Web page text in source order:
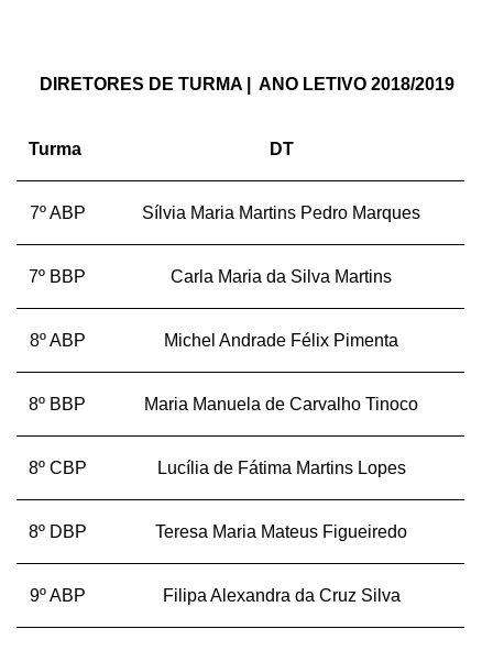
DIRETORES DE TURMA | ANO LETIVO 2018/2019
Turma DT
7º ABP Sílvia Maria Martins Pedro Marques
7º BBP Carla Maria da Silva Martins
8º ABP Michel Andrade Félix Pimenta
8º BBP Maria Manuela de Carvalho Tinoco
8º CBP Lucília de Fátima Martins Lopes
8º DBP Teresa Maria Mateus Figueiredo
9º ABP Filipa Alexandra da Cruz Silva